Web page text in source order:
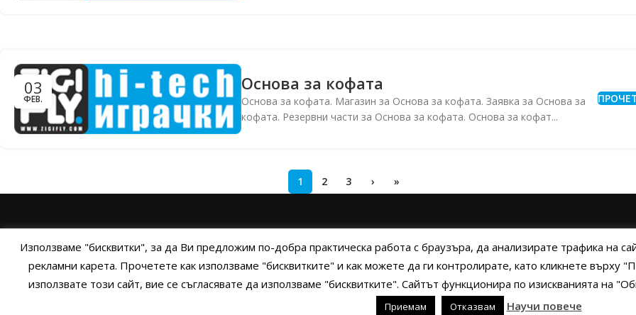
03
ФЕВ.
Основа за кофата
Основа за кофата. Магазин за Основа за кофата. Заявка за Основа за
кофата. Резервни части за Основа за кофата. Основа за кофат...
1 2 3 › »
НАЧАЛООБЩИ УСЛОВИЯУСЛОВИЯ И ПРАВИЛАПОЛИТИКА НА БИСКВИТКИТЕПОЛИТИКА ЗА ПОВЕРИТЕЛНОСТ
Copyright © 2014 - 2024 Zigifly.com — Developed by
Използваме "бисквитки", за да Ви предложим по-добра практическа работа с браузъра, да анализирате трафика на
рекламни карета. Прочетете как използваме "бисквитките" и как можете да ги контролирате, като кликнете върху
използвате този сайт, вие се съгласявате да използваме "бисквитките". Сайтът функционира по изискванията на
Приемам Отказвам Научи повече